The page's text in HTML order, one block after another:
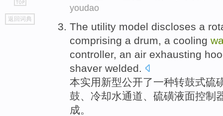
go
top
返回词典
youdao
The utility model discloses a
comprising a drum a cooling
controller, an air exhausting
shaver welded
本实用新型公开了一种转鼓式硫
鼓、 冷却水通道 、硫磺液面控制
成。